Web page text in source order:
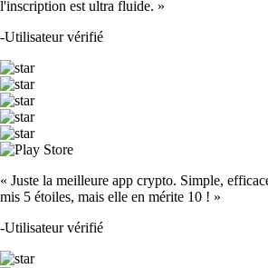
l'inscription est ultra fluide. »
-Utilisateur vérifié
« Juste la meilleure app crypto. Simple,
mis 5 étoiles, mais elle en mérite 10 ! »
-Utilisateur vérifié